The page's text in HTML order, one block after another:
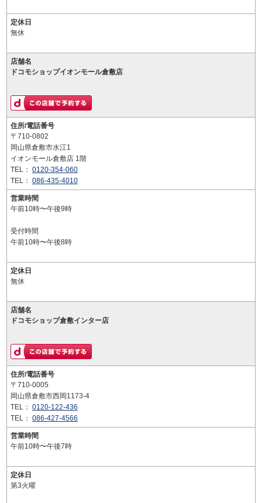
定休日
無休
店舗名
ドコモショップイオンモール倉敷店
住所/電話番号
〒710-0802
岡山県倉敷市水江1
イオンモール倉敷店 1階
TEL： 0120-354-060
TEL： 086-435-4010
営業時間
午前10時〜午後9時
受付時間
午前10時〜午後8時
定休日
無休
店舗名
ドコモショップ倉敷インター店
住所/電話番号
〒710-0005
岡山県倉敷市西岡1173-4
TEL： 0120-122-436
TEL： 086-427-4566
営業時間
午前10時〜午後7時
定休日
第3火曜